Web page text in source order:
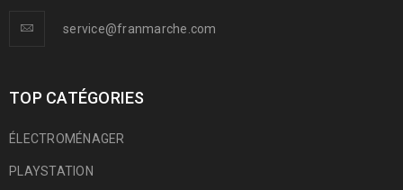
service@franmarche.com
TOP CATÉGORIES
ÉLECTROMÉNAGER
PLAYSTATION